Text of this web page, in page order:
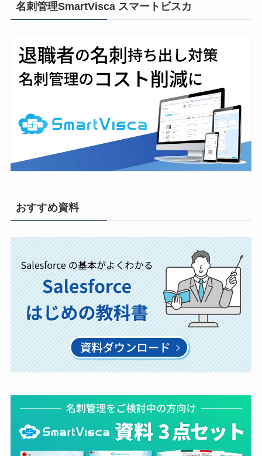
名刺管理SmartVisca スマートビスカ
おすすめ資料